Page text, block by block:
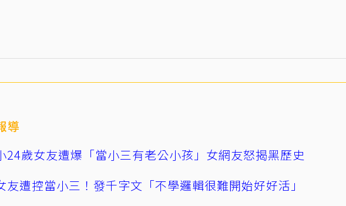
導
24歲女友遭爆「當小三有老公小孩」女網友怒揭黑歷史
友遭控當小三！發千字文「不學邏輯很難開始好好活」